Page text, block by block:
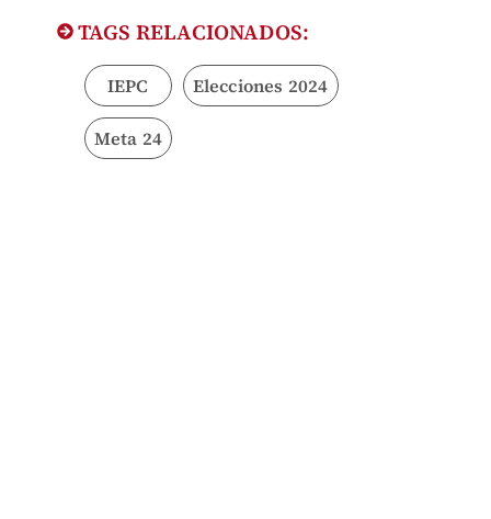
TAGS RELACIONADOS:
IEPC Elecciones 2024
Meta 24